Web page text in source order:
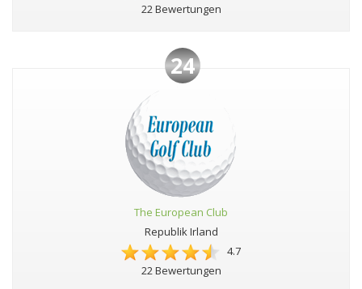
22 Bewertungen
24
The European Club
Republik Irland
4.7
22 Bewertungen